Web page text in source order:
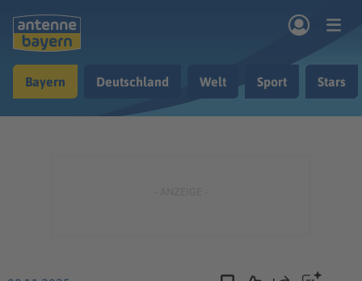
Musik & Radio
Bayern Deutschland Welt Sport Stars